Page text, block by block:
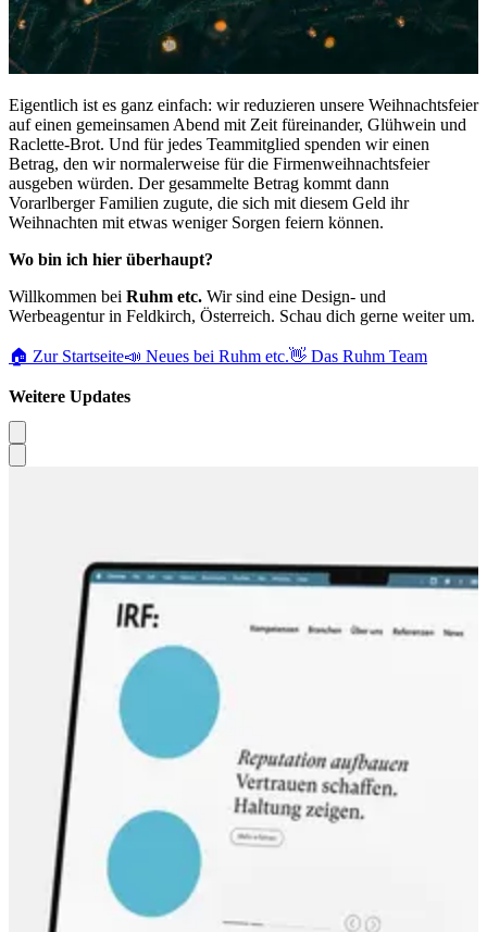
Eigentlich ist es ganz einfach: wir reduzieren unsere Weihnachtsfeier
auf einen gemeinsamen Abend mit Zeit füreinander, Glühwein und
Raclette-Brot. Und für jedes Teammitglied spenden wir einen
Betrag, den wir normalerweise für die Firmenweihnachtsfeier
ausgeben würden. Der gesammelte Betrag kommt dann
Vorarlberger Familien zugute, die sich mit diesem Geld ihr
Weihnachten mit etwas weniger Sorgen feiern können.
Wo bin ich hier überhaupt?
Willkommen bei Ruhm etc. Wir sind eine Design- und
Werbeagentur in Feldkirch, Österreich. Schau dich gerne weiter um.
🏠 Zur Startseite📣 Neues bei Ruhm etc.👋 Das Ruhm Team
Weitere Updates